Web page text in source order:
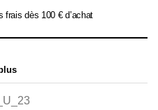
frais dès 100 € d’achat